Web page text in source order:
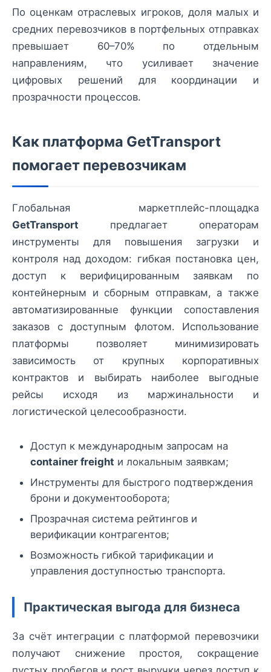
По оценкам отраслевых игроков, доля малых и
средних перевозчиков в портфельных отправках
превышает 60–70% по отдельным
направлениям, что усиливает значение
цифровых решений для координации и
прозрачности процессов.
Как платформа GetTransport
помогает перевозчикам
Глобальная маркетплейс-площадка
GetTransport предлагает операторам
инструменты для повышения загрузки и
контроля над доходом: гибкая постановка цен,
доступ к верифицированным заявкам по
контейнерным и сборным отправкам, а также
автоматизированные функции сопоставления
заказов с доступным флотом. Использование
платформы позволяет минимизировать
зависимость от крупных корпоративных
контрактов и выбирать наиболее выгодные
рейсы исходя из маржинальности и
логистической целесообразности.
Доступ к международным запросам на
container freight и локальным заявкам;
Инструменты для быстрого подтверждения
брони и документооборота;
Прозрачная система рейтингов и
верификации контрагентов;
Возможность гибкой тарификации и
управления доступностью транспорта.
Практическая выгода для бизнеса
За счёт интеграции с платформой перевозчики
получают снижение простоя, сокращение